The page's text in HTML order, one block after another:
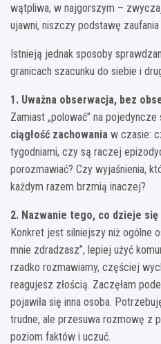
wątpliwa, w najgorszym –
ujawni, niszczy podstawę
Istnieją jednak sposoby
granicach szacunku do siebie i
1. Uważna obserwacja, bez
Zamiast „polować” na
ciągłość zachowania w czasie:
tygodniami, czy są raczej
porozmawiać? Czy wyjaśnienia,
każdym razem brzmią inaczej?
2. Nazwanie tego, co dzieje
Konkret jest silniejszy niż ogólne
mnie zdradzasz”, lepiej użyć
rzadko rozmawiamy, częściej
reagujesz złością. Zaczęłam
pojawiła się inna osoba.
trudne, ale przesuwa rozmowę z
poziom faktów i uczuć.